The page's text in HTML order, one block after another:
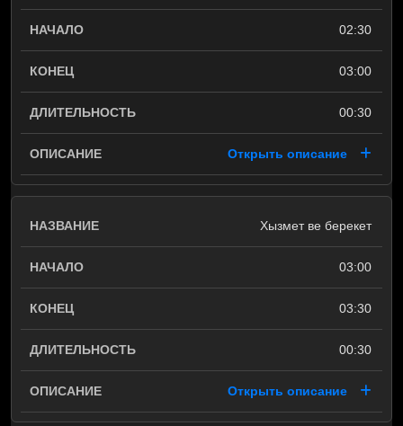
02:30
03:00
00:30
Открыть описание
Хызмет ве берекет
03:00
03:30
00:30
Открыть описание